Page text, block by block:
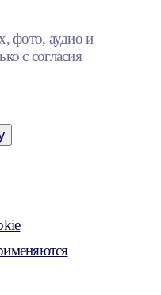
фото, аудио и
с согласия